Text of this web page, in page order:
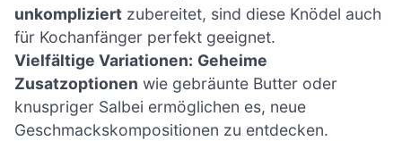
unkompliziert zubereitet, sind diese Knödel auch
für Kochanfänger perfekt geeignet.
Vielfältige Variationen: Geheime
Zusatzoptionen wie gebräunte Butter oder
knuspriger Salbei ermöglichen es, neue
Geschmackskompositionen zu entdecken.